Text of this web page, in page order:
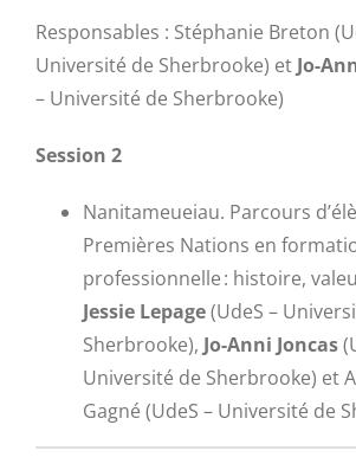
Responsables : Stéphanie Breton
Université de Sherbrooke) et Jo-
– Université de Sherbrooke)
Session 2
Nanitameueiau. Parcours
Premières Nations en
professionnelle : histoire,
Jessie Lepage(UdeS –
Sherbrooke), Jo-Anni Joncas
Université de Sherbrooke) et
Gagné (UdeS – Université de